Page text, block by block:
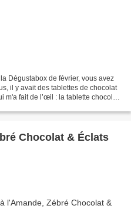
Dégustabox de février, vous avez
il y avait des tablettes de chocolat
m'a fait de l’œil : la tablette chocolat
Chocolat & Éclats